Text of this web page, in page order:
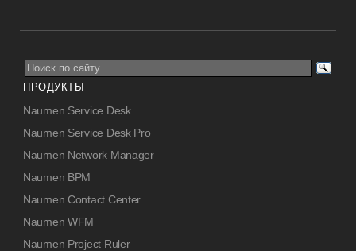
ПРОДУКТЫ
Naumen Service Desk
Naumen Service Desk Pro
Naumen Network Manager
Naumen BPM
Naumen Contact Center
Naumen WFM
Naumen Project Ruler